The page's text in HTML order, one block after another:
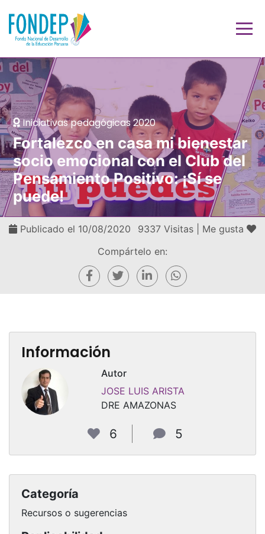
Iniciativas pedagógicas 2020
Fortalezco en casa mi bienestar
socio emocional con el Club del
Pensamiento Positivo: ¡Sí se
puede!
Publicado el 10/08/2020 9337 Visitas | Me gusta
Compártelo en:
Información
Autor
JOSE LUIS ARISTA
DRE AMAZONAS
6 5
Categoría
Recursos o sugerencias